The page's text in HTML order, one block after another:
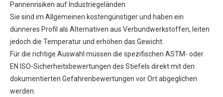
Pannenrisiken auf Industriegeländen.
Sie sind im Allgemeinen kostengünstiger und haben ein
dünneres Profil als Alternativen aus Verbundwerkstoffen, leiten
jedoch die Temperatur und erhöhen das Gewicht.
Für die richtige Auswahl müssen die spezifischen ASTM- oder
EN ISO-Sicherheitsbewertungen des Stiefels direkt mit den
dokumentierten Gefahrenbewertungen vor Ort abgeglichen
werden.